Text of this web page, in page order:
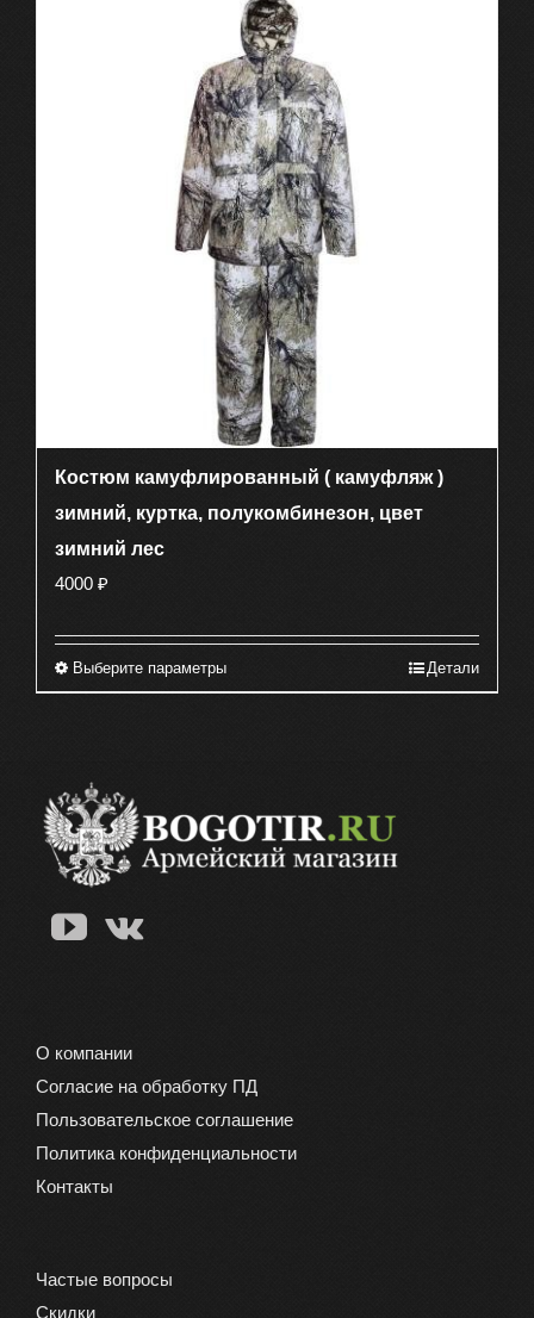
имеет
несколько
вариаций.
Опции
можно
выбрать
на
странице
товара.
Костюм камуфлированный ( камуфляж )
зимний, куртка, полукомбинезон, цвет
зимний лес
4000 ₽
Выберите параметрыЭтот
Опции
можно
Детали
О компании
Согласие на обработку ПД
Пользовательское соглашение
Политика конфиденциальности
Контакты
Частые вопросы
Скидки